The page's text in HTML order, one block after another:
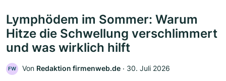
Lymphödem im Sommer: Warum
Hitze die Schwellung verschlimmert
und was wirklich hilft
FW Von Redaktion firmenweb.de ‧ 30. Juli 2026